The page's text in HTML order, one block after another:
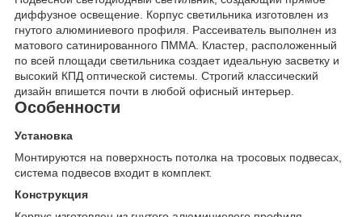
диффузное освещение. Корпус светильника изготовлен из
гнутого алюминиевого профиля. Рассеиватель выполнен из
матового сатинированного ПММА. Кластер, расположенный
по всей площади светильника создает идеальную засветку и
высокий КПД оптической системы. Строгий классический
дизайн впишется почти в любой офисный интерьер.
Особенности
Установка
Монтируются на поверхность потолка на тросовых подвесах,
система подвесов входит в комплект.
Конструкция